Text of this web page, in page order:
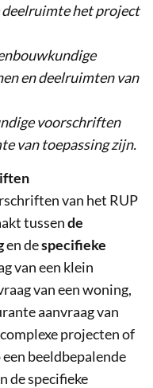
deelruimte het project
en deelruimten van
voorschriften
van toepassing zijn.
van het RUP
tussende
en despecifieke
van een klein
van een woning,
aanvraag van
projecten of
beeldbepalende
de specifieke